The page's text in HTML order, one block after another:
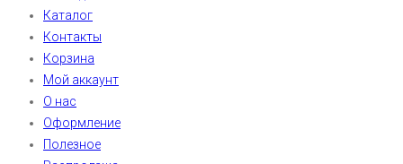
Каталог
Контакты
Корзина
Мой аккаунт
О нас
Оформление
Полезное